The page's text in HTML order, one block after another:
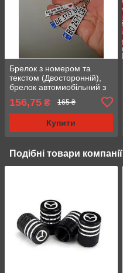
Брелок з номером та
текстом (Двосторонній),
брелок автомиобільний з
156,75 ₴ 165 ₴
Купити
Подібні товари компанії